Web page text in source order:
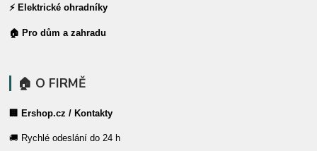
⚡ Elektrické ohradníky
🏠 Pro dům a zahradu
🏠 O FIRMĚ
🏢 Ershop.cz / Kontakty
🚚 Rychlé odeslání do 24 h